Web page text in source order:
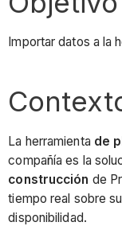
Importar datos a la
La herramienta de
compañía es la
construcción de
tiempo real sobre
disponibilidad.